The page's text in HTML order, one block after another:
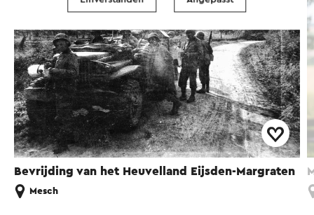
Bevrijding van het Heuvelland Eijsden-Margraten
Mesch